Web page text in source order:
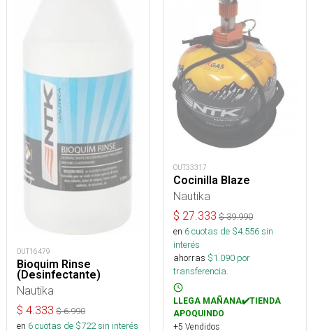
OUT16479
Bioquim Rinse
(Desinfectante)
Nautika
$ 4.333 $6.990
en 6cuotas de $722sin interés
OUT33317
Cocinilla Blaze
Nautika
$ 27.333 $39.990
en 6cuotas de $4.556sin
interés
ahorras $1.090 por
transferencia.
LLEGA MAÑANA✔️TIENDA
APOQUINDO
+5 Vendidos